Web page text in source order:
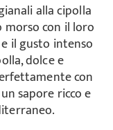
alla cipolla
con il loro
il gusto intenso
dolce e
con
sapore ricco e